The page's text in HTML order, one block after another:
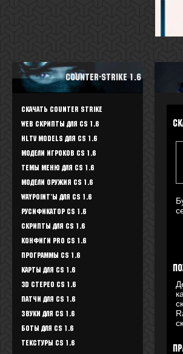
Counter-Strike 1.6
Скачать Counter Strike
WEB скрипты для CS 1.6
HLTV Models для CS 1.6
Модели игроков CS 1.6
Темы меню для CS 1.6
Модели оружия CS 1.6
Waypoint'ы для CS 1.6
Русификатор CS 1.6
Скрипты для CS 1.6
Конфиги Pro CS 1.6
Программы CS 1.6
Карты для CS 1.6
3D стерео CS 1.6
Патчи для CS 1.6
Звуки для CS 1.6
Боты для CS 1.6
Текстуры Cs 1.6